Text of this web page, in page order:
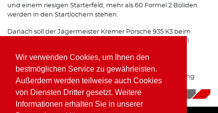
Wir verwenden Cookies, um Ihnen den
bestmöglichen Service zu gewährleisten.
Außerdem werden teilweise auch Cookies
von Diensten Dritter gesetzt. Weitere
Informationen erhalten Sie in unserer
und einem riesigen Starterfeld, mehr als 60 Formel 2 Boliden
werden in den Startlöchern stehen.
Danach soll der Jägermeister Kremer Porsche 935 K3 beim
Das Team Porsche Kremer Racing gibt ALLES um diesen
Brenner Top vorbereitet beim Oldtimer GP am Nürburgring
15.07.2019